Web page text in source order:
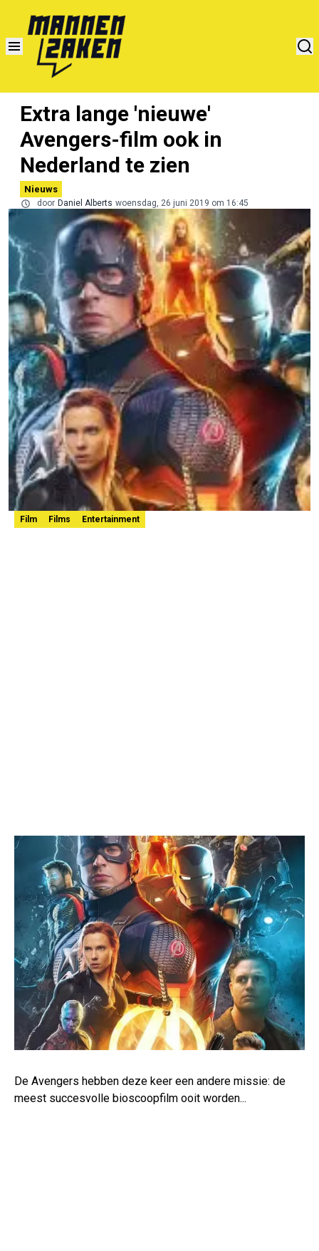
Extra lange 'nieuwe'
Avengers-film ook in
Nederland te zien
Nieuws
door Daniel Alberts woensdag, 26 juni 2019 om 16:45
Film Films Entertainment
De Avengers hebben deze keer een andere missie: de
meest succesvolle bioscoopfilm ooit worden...